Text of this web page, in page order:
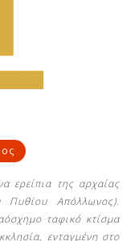
ερείπια της αρχαίας
Απόλλωνος).
ταφικό κτίσμα
ενταγμένη στο